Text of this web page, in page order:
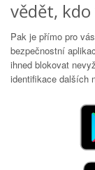
vědět, kdo
Pak je přímo pro
bezpečnostní
ihned blokovat
identifikace dalších